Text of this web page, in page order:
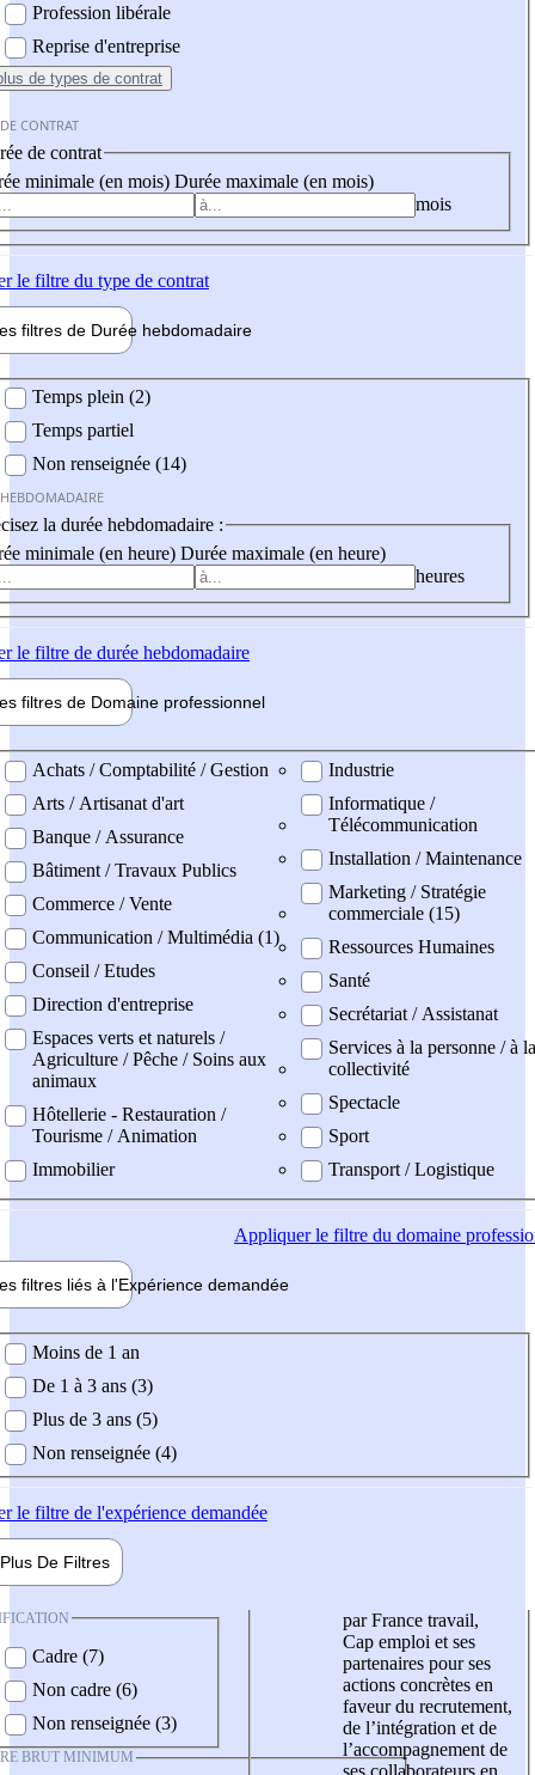
Profession libérale
Reprise d'entreprise
de types de contrat
CONTRAT
de contrat
minimale (en mois) Durée maximale (en mois)
mois
le filtre du type de contrat
filtres de Durée hebdomadaire
Temps plein (2)
Temps partiel
Non renseignée (14)
la durée hebdomadaire :
minimale (en heure) Durée maximale (en heure)
heures
le filtre de durée hebdomadaire
filtres de Domaine professionnel
professionel
Achats / Comptabilité / Gestion
Arts / Artisanat d'art
Banque / Assurance
Bâtiment / Travaux Publics
Commerce / Vente
Communication / Multimédia (1)
Conseil / Etudes
Direction d'entreprise
Espaces verts et naturels /
Agriculture / Pêche / Soins aux
animaux
Hôtellerie - Restauration /
Tourisme / Animation
Immobilier
Industrie
Informatique /
Télécommunication
Installation / Maintenance
Marketing / Stratégie
commerciale (15)
Ressources Humaines
Santé
Secrétariat / Assistanat
Services à la personne / à la
collectivité
Spectacle
Sport
Transport / Logistique
Appliquerle filtre du domaine
filtres liés à l'Expérience demandée
demandée
Moins de 1 an
De 1 à 3 ans (3)
Plus de 3 ans (5)
Non renseignée (4)
le filtre de l'expérience demandée
Plus De Filtres
Cadre (7)
Non cadre (6)
Non renseignée (3)
BRUT MINIMUM
par France travail,
Cap emploi et ses
partenaires pour ses
actions concrètes en
faveur du recrutement,
de l’intégration et de
l’accompagnement de
ses collaborateurs en